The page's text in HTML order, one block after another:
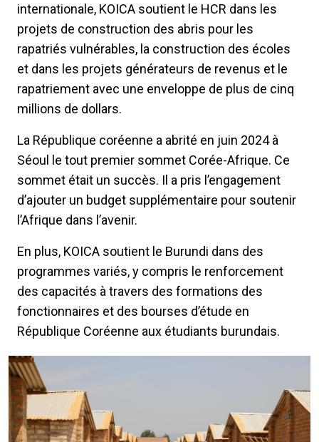
internationale, KOICA soutient le HCR dans les
projets de construction des abris pour les
rapatriés vulnérables, la construction des écoles
et dans les projets générateurs de revenus et le
rapatriement avec une enveloppe de plus de cinq
millions de dollars.
La République coréenne a abrité en juin 2024 à
Séoul le tout premier sommet Corée-Afrique. Ce
sommet était un succès. Il a pris l’engagement
d’ajouter un budget supplémentaire pour soutenir
l’Afrique dans l’avenir.
En plus, KOICA soutient le Burundi dans des
programmes variés, y compris le renforcement
des capacités à travers des formations des
fonctionnaires et des bourses d’étude en
République Coréenne aux étudiants burundais.